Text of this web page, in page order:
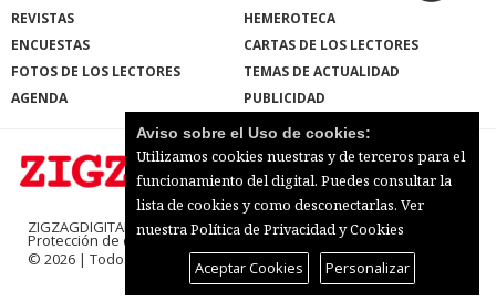
REVISTAS
HEMEROTECA
ENCUESTAS
CARTAS DE LOS LECTORES
FOTOS DE LOS LECTORES
TEMAS DE ACTUALIDAD
AGENDA
PUBLICIDAD
ZIGZAGDIGITAL.COM |Términos de uso|
Protección de datos|Mapa del sitio
© 2026 | Todos los derechos reservados
Aviso sobre el Uso de cookies:
Utilizamos cookies nuestras y de terceros para el
funcionamiento del digital. Puedes consultar la
lista de cookies y como desconectarlas. Ver
nuestra Política de Privacidad y Cookies
Aceptar Cookies
Personalizar